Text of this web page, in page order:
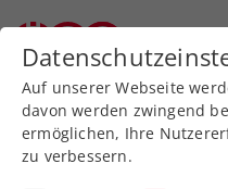
Zurück zur
Turniere
Auf unserer Webseite
davon werden zwingend
ermöglichen, Ihre
zu verbessern.